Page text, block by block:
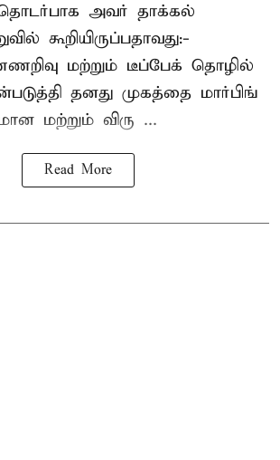
அவர் தாக்கல்
கூறியிருப்பதாவது:-
மற்றும் டீப்பேக் தொழில்
தனது முகத்தை மார்பிங்
மற்றும் விரு ...
Read More